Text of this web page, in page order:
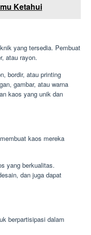
Ketahui
yang tersedia. Pembuat
atau rayon.
bordir, atau printing
gambar, atau warna
kaos yang unik dan
kaos mereka
yang berkualitas.
dan juga dapat
berpartisipasi dalam